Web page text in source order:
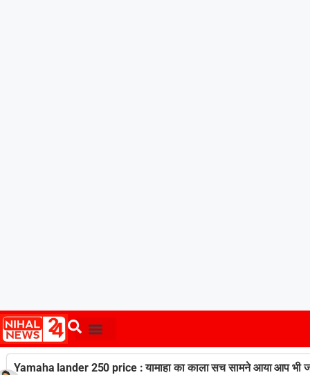
Yamaha lander 250 price : यामाहा का काला सच सामने आया आप भी